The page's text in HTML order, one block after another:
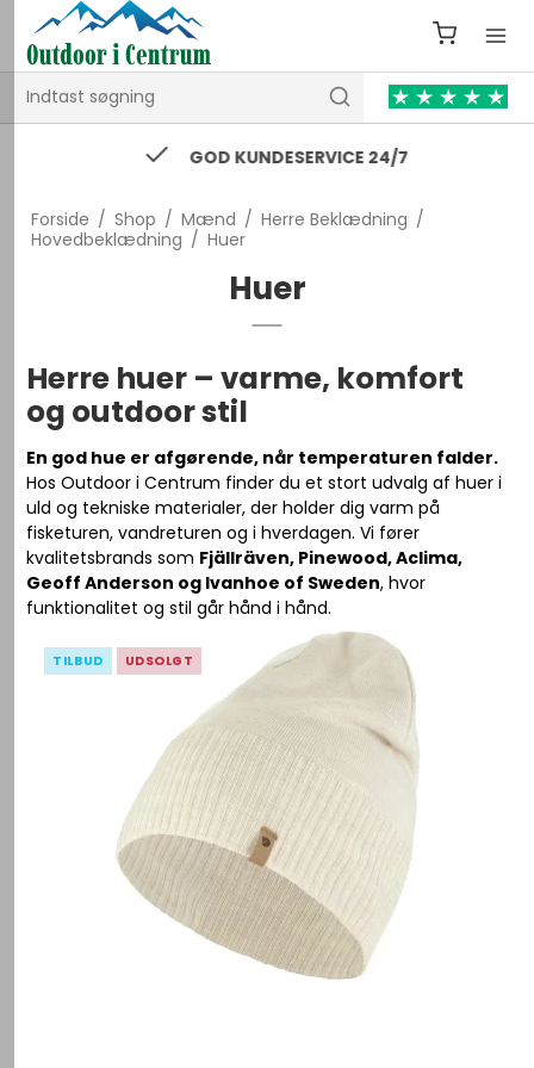
GOD KUNDESERVICE 24/7
Forside / Shop / Mænd / Herre Beklædning /
Hovedbeklædning / Huer
Huer
Herre huer – varme, komfort
og outdoor stil
En god hue er afgørende, når temperaturen falder.
Hos Outdoor i Centrum finder du et stort udvalg af huer i
uld og tekniske materialer, der holder dig varm på
fisketuren, vandreturen og i hverdagen. Vi fører
kvalitetsbrands som Fjällräven, Pinewood, Aclima,
Geoff Anderson og Ivanhoe of Sweden, hvor
funktionalitet og stil går hånd i hånd.
TILBUD UDSOLGT